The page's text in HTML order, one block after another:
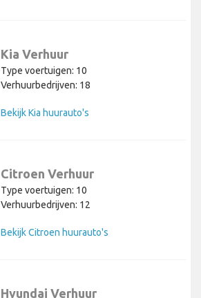
Kia Verhuur
Type voertuigen: 10
Verhuurbedrijven: 18
Bekijk Kia huurauto's
Citroen Verhuur
Type voertuigen: 10
Verhuurbedrijven: 12
Bekijk Citroen huurauto's
Hyundai Verhuur